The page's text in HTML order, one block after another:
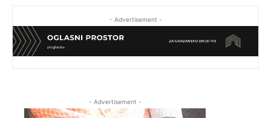
- Advertisement -
- Advertisement -